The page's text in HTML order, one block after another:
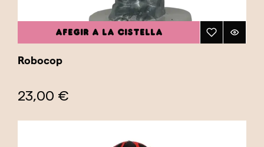
AFEGIR A LA CISTELLA
Robocop
23,00 €